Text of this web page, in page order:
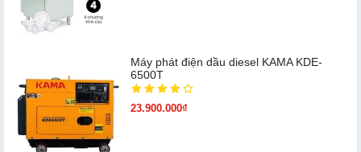
Máy phát điện dầu diesel KAMA KDE-
6500T
23.900.000₫